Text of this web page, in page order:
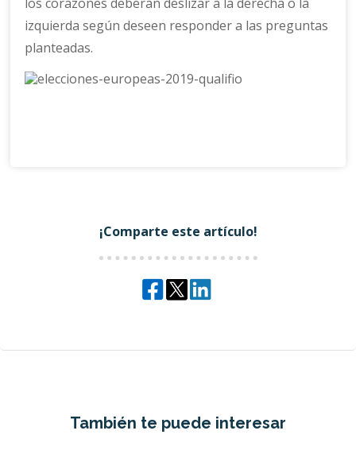
los corazones deberán deslizar a la derecha o la
izquierda según deseen responder a las preguntas
planteadas.
¡Comparte este artículo!
También te puede interesar